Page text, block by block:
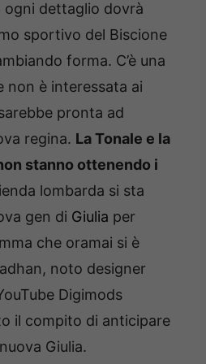
ogni dettaglio dovrà
sportivo del Biscione
forma. C’è una
non è interessata ai
pronta ad
regina. La Tonale e la
stanno ottenendo i
lombarda si sta
gen di Giulia per
che oramai si è
noto designer
Digimods
il compito di anticipare
Giulia.